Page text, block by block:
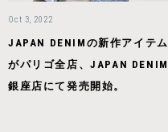
Oct 3, 2022
JAPAN DENIMの新作アイテム
がパリゴ全店、JAPAN DENIM
銀座店にて発売開始。